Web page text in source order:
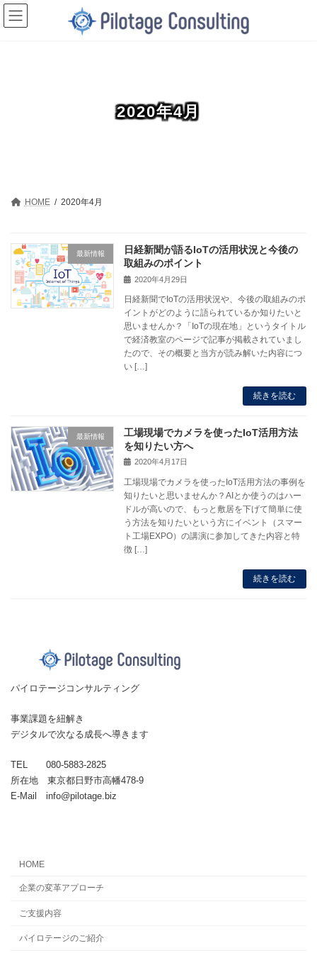
コ
ン
テ
ナ
ビ
ゲ
2020年4月
HOME 2020年4月
最新情報
日経新聞が語るIoTの活用状況と今後の
取組みのポイント
2020年4月29日
日経新聞でIoTの活用状況や、今後の取組みのポ
イントがどのように語られているか知りたいと
思いませんか？「IoTの現在地」というタイトル
で経済教室のページで記事が掲載されていまし
たので、その概要と当方が読み解いた内容につ
い […]
続きを読む
最新情報
工場現場でカメラを使ったIoT活用方法
を知りたい方へ
2020年4月17日
工場現場でカメラを使ったIoT活用方法の事例を
知りたいと思いませんか？AIとか使うのはハー
ドルが高いので、もっと敷居を下げて簡単に使
う方法を知りたいという方にイベント（スマー
ト工場EXPO）の講演に参加してきた内容と特
徴 […]
続きを読む
パイロテージコンサルティング
事業課題を紐解き
デジタルで次なる成長へ導きます
TEL 080-5883-2825
所在地 東京都日野市高幡478-9
E-Mail info@pilotage.biz
HOME
企業の変革アプローチ
ご支援内容
パイロテージのご紹介